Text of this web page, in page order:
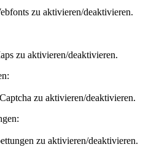
zu aktivieren/deaktivieren.
zu aktivieren/deaktivieren.
zu aktivieren/deaktivieren.
zu aktivieren/deaktivieren.